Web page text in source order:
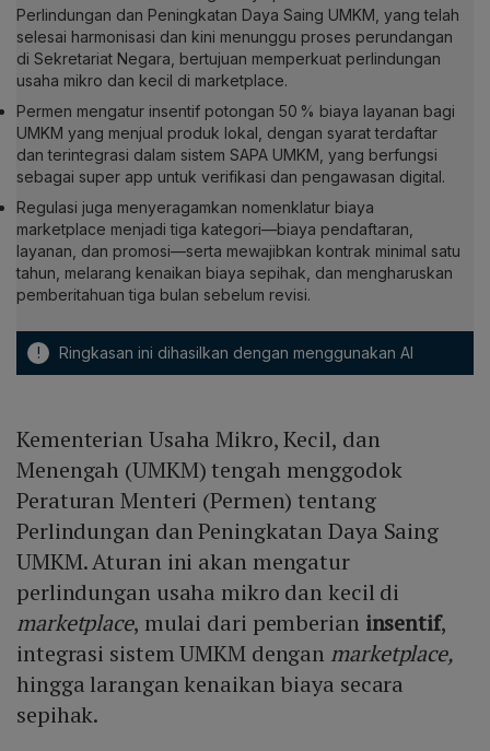
Perlindungan dan Peningkatan Daya Saing UMKM, yang telah
selesai harmonisasi dan kini menunggu proses perundangan
di Sekretariat Negara, bertujuan memperkuat perlindungan
usaha mikro dan kecil di marketplace.
Permen mengatur insentif potongan 50 % biaya layanan bagi
UMKM yang menjual produk lokal, dengan syarat terdaftar
dan terintegrasi dalam sistem SAPA UMKM, yang berfungsi
sebagai super app untuk verifikasi dan pengawasan digital.
Regulasi juga menyeragamkan nomenklatur biaya
marketplace menjadi tiga kategori—biaya pendaftaran,
layanan, dan promosi—serta mewajibkan kontrak minimal satu
tahun, melarang kenaikan biaya sepihak, dan mengharuskan
pemberitahuan tiga bulan sebelum revisi.
! Ringkasan ini dihasilkan dengan menggunakan AI
Kementerian Usaha Mikro, Kecil, dan
Menengah (UMKM) tengah menggodok
Peraturan Menteri (Permen) tentang
Perlindungan dan Peningkatan Daya Saing
UMKM. Aturan ini akan mengatur
perlindungan usaha mikro dan kecil di
marketplace, mulai dari pemberian insentif,
integrasi sistem UMKM dengan marketplace,
hingga larangan kenaikan biaya secara
sepihak.